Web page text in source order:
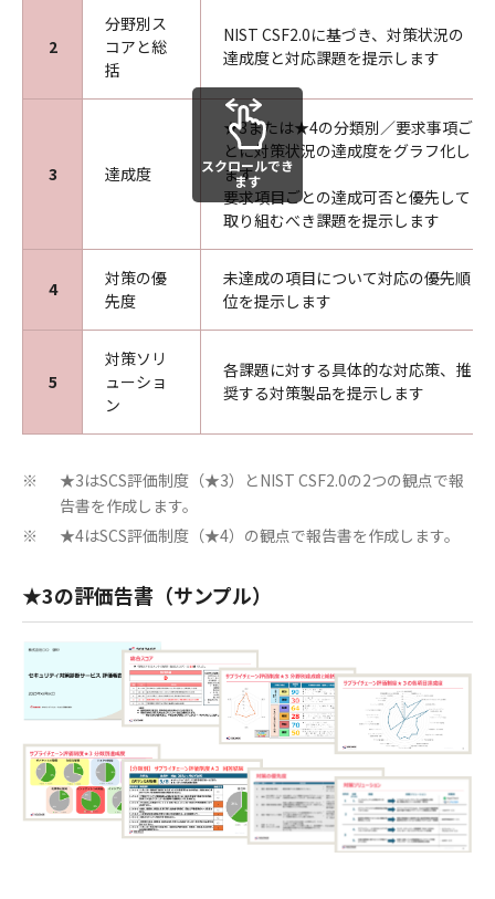
2
分野別ス
コアと総
括
NIST CSF2.0に基づき、対策状況の
達成度と対応課題を提示します
3 達成度
★3または★4の分類別／要求事項ご
とに対策状況の達成度をグラフ化し
ます
要求項目ごとの達成可否と優先して
取り組むべき課題を提示します
4
対策の優
先度
未達成の項目について対応の優先順
位を提示します
5
対策ソリ
ューショ
ン
各課題に対する具体的な対応策、推
奨する対策製品を提示します
スクロールでき
ます
※
★3はSCS評価制度（★3）とNIST CSF2.0の2つの観点で報
告書を作成します。
※ ★4はSCS評価制度（★4）の観点で報告書を作成します。
★3の評価告書（サンプル）